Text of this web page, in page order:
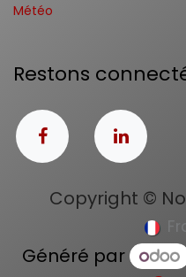
Météo
Restons
Copyright ©
Généré par